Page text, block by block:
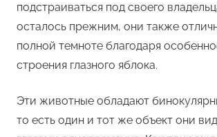
подстраиваться под своего
осталось прежним, они также
полной темноте благодаря
строения глазного яблока.
Эти животные обладают
то есть один и тот же объект они